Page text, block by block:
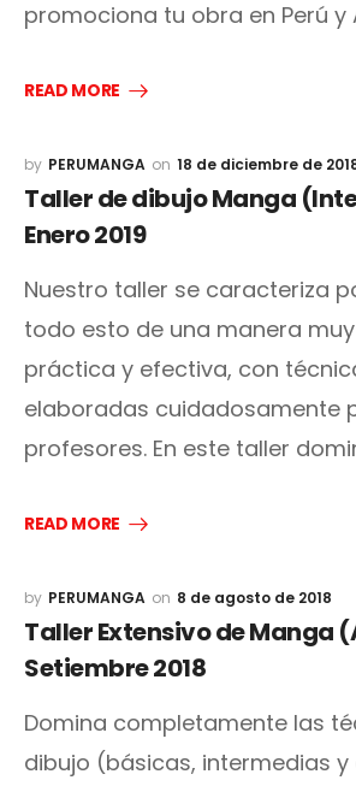
promociona tu obra en Perú y
READ MORE
PERUMANGA 18 de diciembre de
Taller de dibujo Manga
Enero 2019
Nuestro taller se caracteriza
todo esto de una manera muy
práctica y efectiva, con
elaboradas cuidadosamente
profesores. En este taller
READ MORE
PERUMANGA 8 de agosto de 2018
Taller Extensivo de Manga
Setiembre 2018
Domina completamente las
dibujo (básicas, intermedias